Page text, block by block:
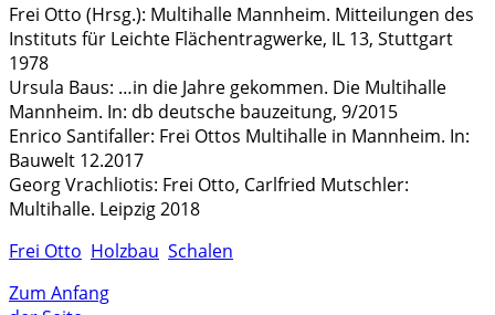
Frei Otto (Hrsg.): Multihalle Mannheim. Mitteilungen des
Instituts für Leichte Flächentragwerke, IL 13, Stuttgart
1978
Ursula Baus: …in die Jahre gekommen. Die Multihalle
Mannheim. In: db deutsche bauzeitung, 9/2015
Enrico Santifaller: Frei Ottos Multihalle in Mannheim. In:
Bauwelt 12.2017
Georg Vrachliotis: Frei Otto, Carlfried Mutschler:
Multihalle. Leipzig 2018
Frei Otto Holzbau Schalen
Zum Anfang